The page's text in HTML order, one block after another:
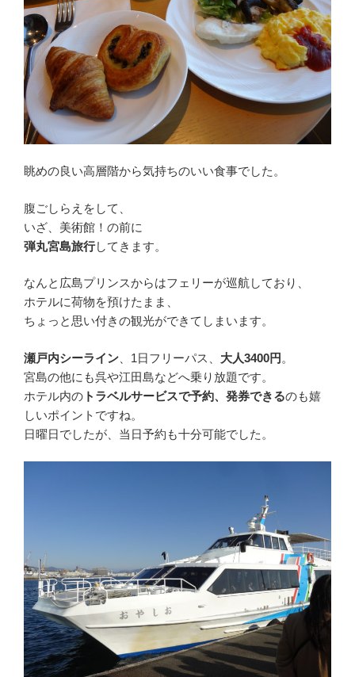
眺めの良い高層階から気持ちのいい食事でした。
腹ごしらえをして、
いざ、美術館！の前に
弾丸宮島旅行してきます。
なんと広島プリンスからはフェリーが巡航しており、
ホテルに荷物を預けたまま、
ちょっと思い付きの観光ができてしまいます。
瀬戸内シーライン 、1日フリーパス、 大人3400円 。
宮島の他にも呉や江田島などへ乗り放題です。
ホテル内の トラベルサービスで予約、発券できるのも嬉
しいポイントですね。
日曜日でしたが、当日予約も十分可能でした。